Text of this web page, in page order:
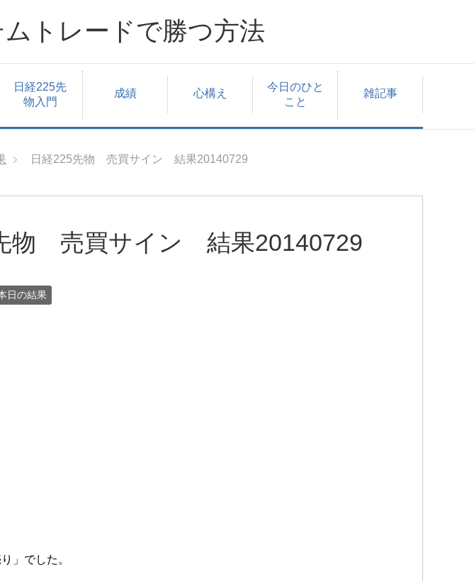
トレードで勝つ方法
日経225先
物入門
成績 心構え
今日のひと
こと
雑記事
日経225先物 売買サイン 結果20140729
物 売買サイン 結果20140729
日の結果
」でした。